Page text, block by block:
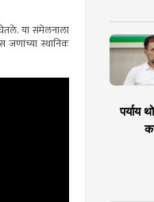
या संमेलनाला
जणांच्या स्थानिक
पर्याय